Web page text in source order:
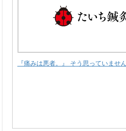
『痛みは悪者。』 そう思っていませ